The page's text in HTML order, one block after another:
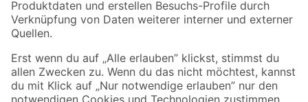
Sicher einkaufen
Jetzt die toom-App herunterladen